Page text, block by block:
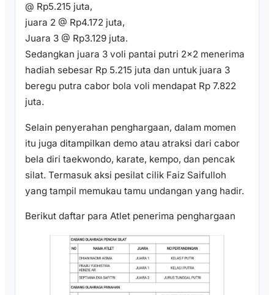
@ Rp5.215 juta,
juara 2 @ Rp4.172 juta,
Juara 3 @ Rp3.129 juta.
Sedangkan juara 3 voli pantai putri 2×2 menerima
hadiah sebesar Rp 5.215 juta dan untuk juara 3
beregu putra cabor bola voli mendapat Rp 7.822
juta.
Selain penyerahan penghargaan, dalam momen
itu juga ditampilkan demo atau atraksi dari cabor
bela diri taekwondo, karate, kempo, dan pencak
silat. Termasuk aksi pesilat cilik Faiz Saifulloh
yang tampil memukau tamu undangan yang hadir.
Berikut daftar para Atlet penerima penghargaan